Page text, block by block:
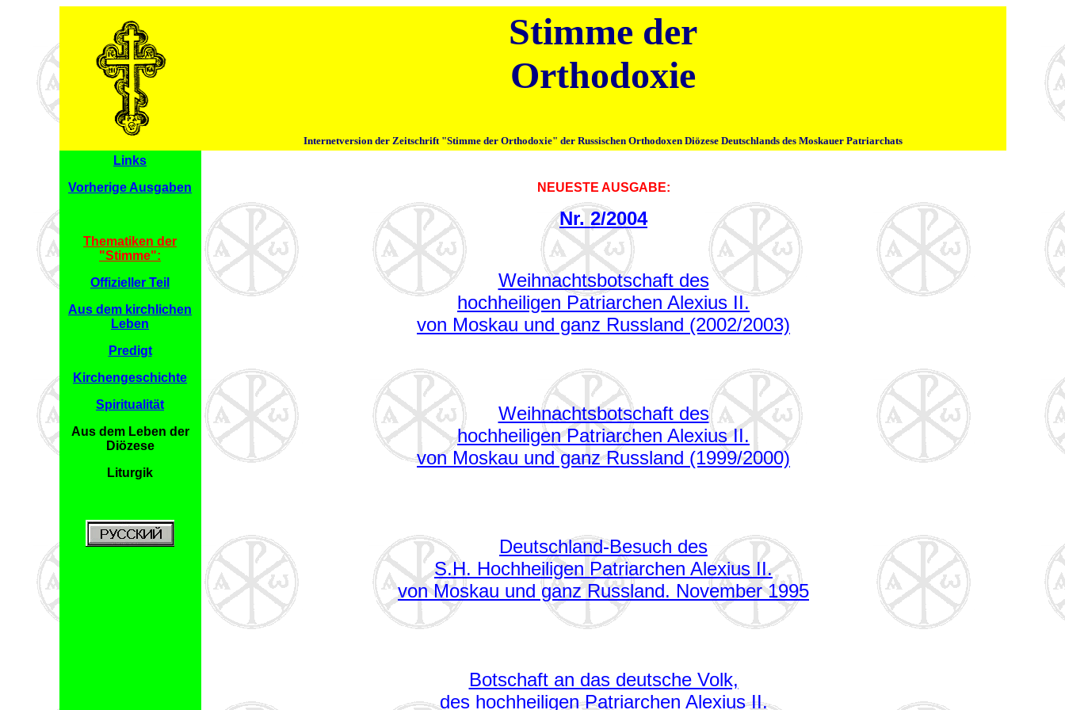
Stimme der
Orthodoxie
Internetversion der Zeitschrift "Stimme der Orthodoxie" der Russischen Orthodoxen Diözese Deutschlands des Moskauer Patriarchats
Links
Vorherige Ausgaben
Thematiken der
"Stimme":
Offizieller Teil
Aus dem kirchlichen
Leben
Predigt
Kirchengeschichte
Spiritualität
Aus dem Leben der
Diözese
Liturgik
NEUESTE AUSGABE:
Nr. 2/2004
Weihnachtsbotschaft des
hochheiligen Patriarchen Alexius II.
von Moskau und ganz Russland (2002/2003)
Weihnachtsbotschaft des
hochheiligen Patriarchen Alexius II.
von Moskau und ganz Russland (1999/2000)
Deutschland-Besuch des
S.H. Hochheiligen Patriarchen Alexius II.
von Moskau und ganz Russland. November 1995
Botschaft an das deutsche Volk,
des hochheiligen Patriarchen Alexius II.